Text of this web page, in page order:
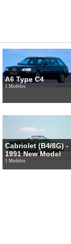
A6 Type C4
1 Modelos
Cabriolet (B4/8G) -
1991 New Model
1 Modelos